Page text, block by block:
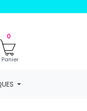
0
Panier